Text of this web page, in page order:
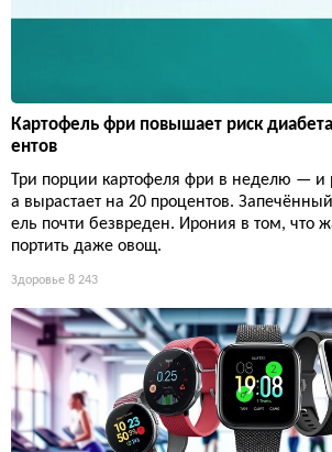
Картофель фри повышает риск
ентов
Три порции картофеля фри в неделю — и
а вырастает на 20 процентов.
ель почти безвреден. Ирония в том, что
портить даже овощ.
Здоровье 8 243